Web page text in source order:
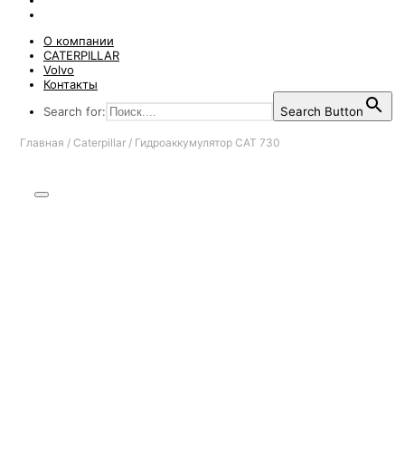
О компании
CATERPILLAR
Volvo
Контакты
Search for:
Search Button
Главная / Caterpillar / Гидроаккумулятор CAT 730